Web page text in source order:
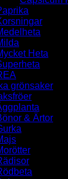
Heta
grönsaker
& Ärtor